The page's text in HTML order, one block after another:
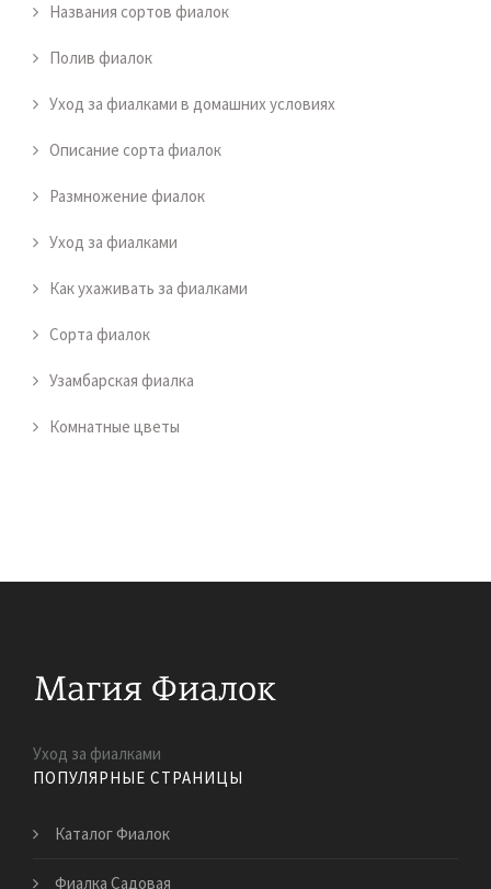
Названия сортов фиалок
Полив фиалок
Уход за фиалками в домашних условиях
Описание сорта фиалок
Размножение фиалок
Уход за фиалками
Как ухаживать за фиалками
Сорта фиалок
Узамбарская фиалка
Комнатные цветы
Уход за фиалками
ПОПУЛЯРНЫЕ СТРАНИЦЫ
Каталог Фиалок
Фиалка Садовая